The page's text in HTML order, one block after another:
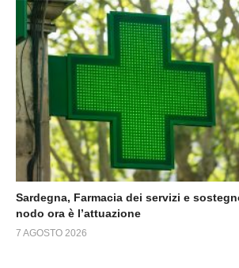
Sardegna, Farmacia dei servizi e
nodo ora è l’attuazione
7 AGOSTO 2026